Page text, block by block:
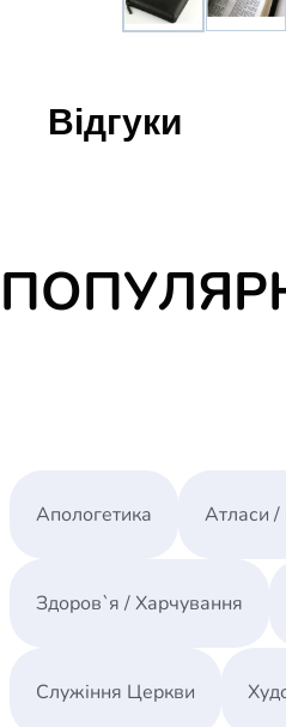
Відгуки
Апологетика Атласи /
Здоров`я / Харчування
Служіння Церкви